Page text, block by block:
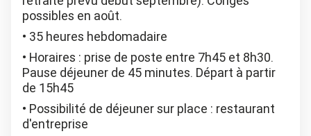
possibles en août.
35 heures hebdomadaire
Horaires : prise de poste entre 7h45 et 8h30.
Pause déjeuner de 45 minutes. Départ à partir
de 15h45
Possibilité de déjeuner sur place : restaurant
d'entreprise